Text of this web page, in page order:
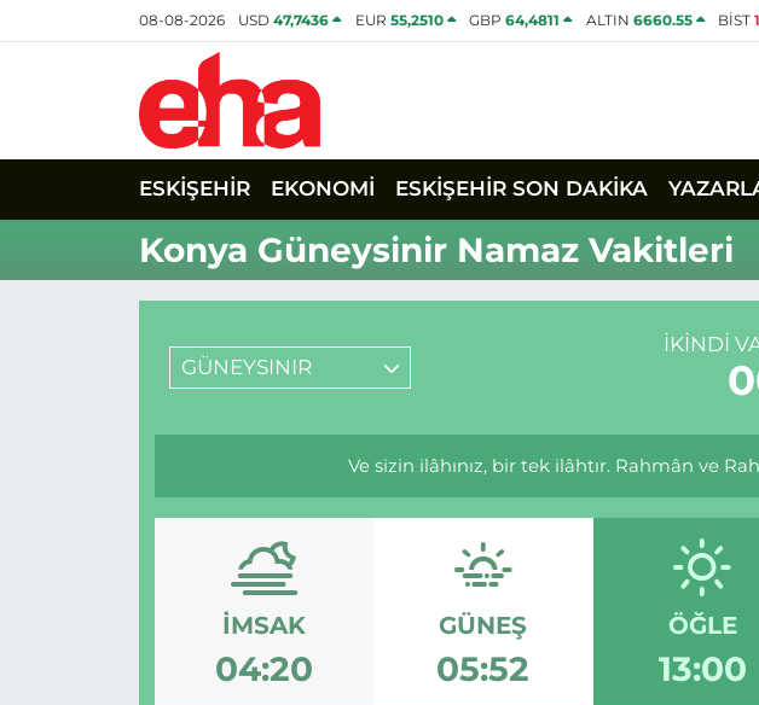
08-08-2026 USD47,7436 EUR 55,2510 GBP64,4811 ALTIN 6660.55 BİST
ESKİŞEHİR EKONOMİ ESKİŞEHİR SON DAKİKA
Konya Güneysinir Namaz Vakitleri
GÜNEYSINIR
İKINDI
Ve sizin ilâhınız, bir tek ilâhtır. Rahmân ve
İMSAK
04:20
GÜNEŞ
05:52
ÖĞLE
13:00